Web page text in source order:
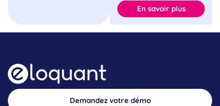
En savoir plus
Demandez votre démo